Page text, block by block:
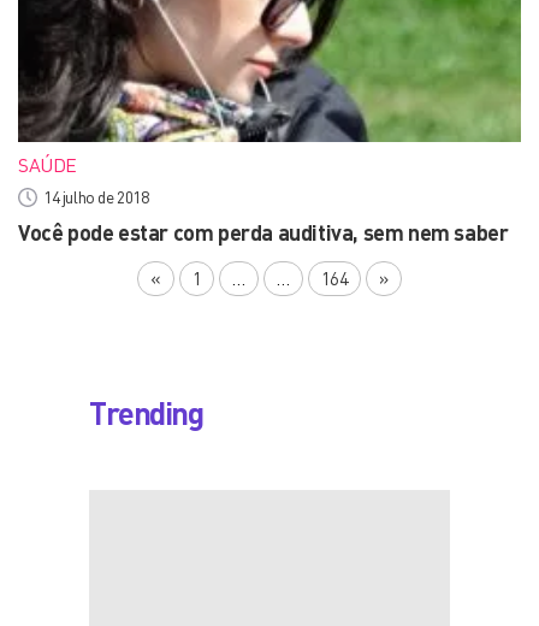
SAÚDE
14 julho de 2018
Você pode estar com perda auditiva, sem nem saber
« 1 164 »
Trending